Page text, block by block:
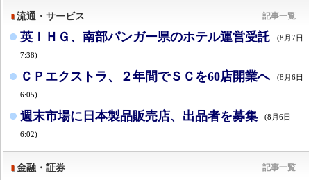
流通・サービス 記事一覧
英ＩＨＧ、南部パンガー県のホテル運営受託 (8月7日
7:38)
ＣＰエクストラ、２年間でＳＣを60店開業へ (8月6日
6:05)
週末市場に日本製品販売店、出品者を募集 (8月6日
6:02)
金融・証券 記事一覧